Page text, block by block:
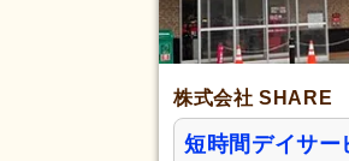
アクセス
株式会社 SHARE
短時間デイサ